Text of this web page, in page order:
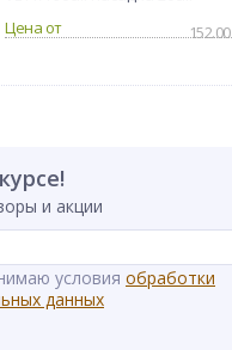
152.00
и акции
условия обработки
данных